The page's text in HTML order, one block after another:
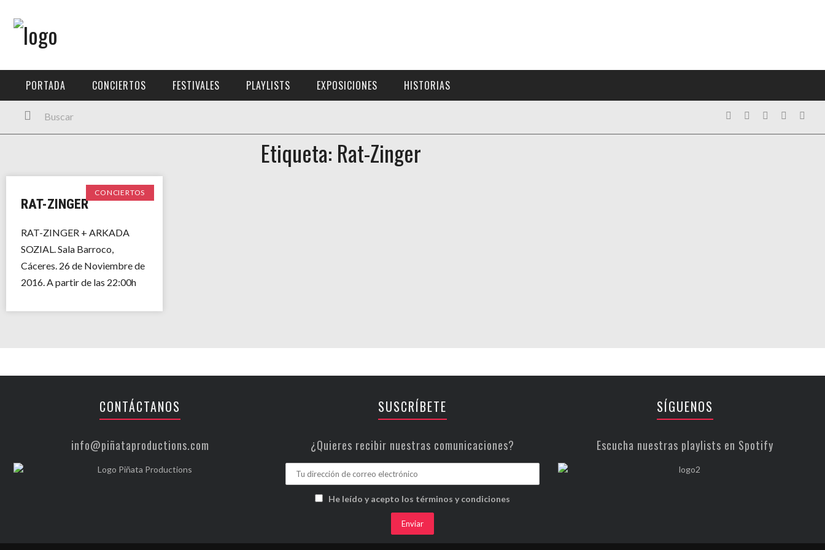
PORTADA
FESTIVALES
HISTORIAS
PORTADA CONCIERTOS FESTIVALES PLAYLISTS EXPOSICIONES HISTORIAS
Etiqueta: Rat-Zinger
CONCIERTOS
RAT-ZINGER
RAT-ZINGER + ARKADA
SOZIAL. Sala Barroco,
Cáceres. 26 de Noviembre de
2016. A partir de las 22:00h
CONTÁCTANOS
info@piñataproductions.com
SUSCRÍBETE
¿Quieres recibir nuestras comunicaciones?
He leído y acepto los términos y condiciones
SÍGUENOS
Escucha nuestras playlists en Spotify